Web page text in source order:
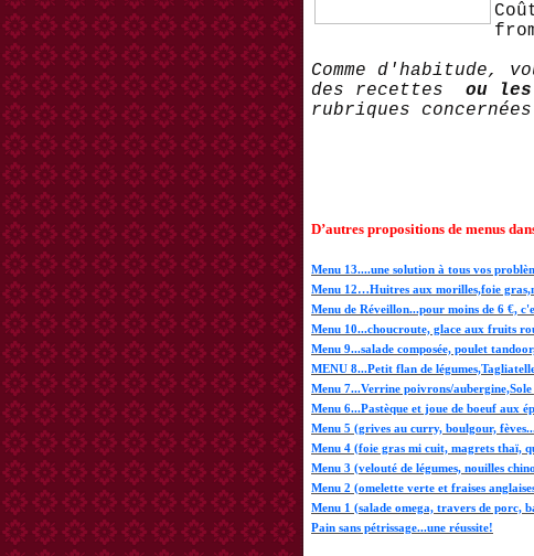
Comme d'habitude,
des recettes ou
rubriques
D’autres propositions de menus
Menu 13....une solution à tous vos
Menu 12…Huitres aux morilles,foie
Menu de Réveillon...pour moins de 6 €,
Menu 10...choucroute, glace aux fruits
Menu 9...salade composée, poulet
MENU 8...Petit flan de
Menu 7...Verrine poivrons/
Menu 6...Pastèque et joue de boeuf aux
Menu 5 (grives au curry, boulgour,
Menu 4 (foie gras mi cuit, magrets thaï,
Menu 3 (velouté de légumes, nouilles
Menu 2 (omelette verte et fraises
Menu 1 (salade omega, travers de porc,
Pain sans pétrissage...une réussite!